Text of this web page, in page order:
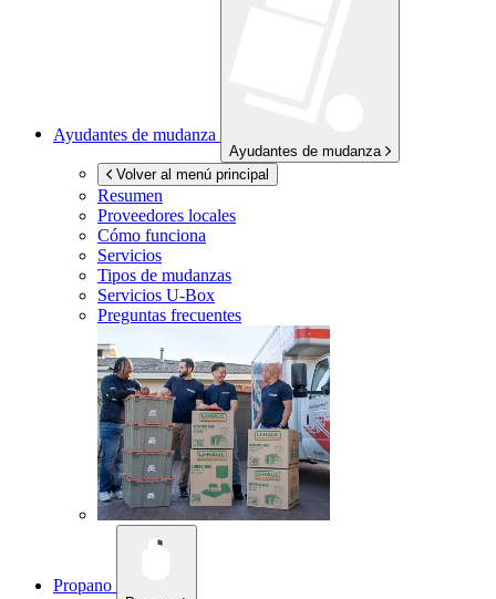
Ayudantes de mudanza
Ayudantes de mudanza
Volver al menú principal
Resumen
Proveedores locales
Cómo funciona
Servicios
Tipos de mudanzas
Servicios U-Box
Preguntas frecuentes
Propano